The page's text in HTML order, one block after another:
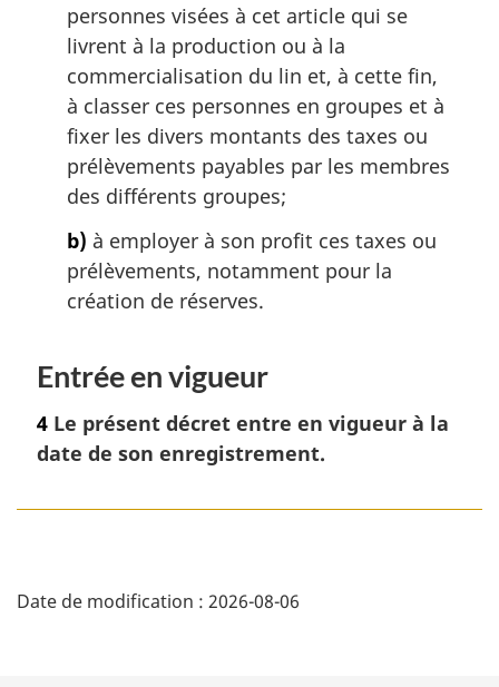
personnes visées à cet article qui se
livrent à la production ou à la
commercialisation du lin et, à cette fin,
à classer ces personnes en groupes et à
fixer les divers montants des taxes ou
prélèvements payables par les membres
des différents groupes;
b) à employer à son profit ces taxes ou
prélèvements, notamment pour la
création de réserves.
Entrée en vigueur
4 Le présent décret entre en vigueur à la
date de son enregistrement.
é
Date de modification : 2026-08-06